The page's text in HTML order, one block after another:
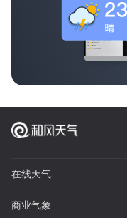
在线天气
商业气象